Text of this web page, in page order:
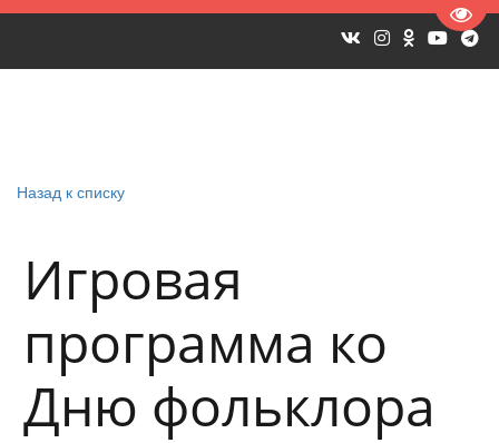
Назад к списку
Игровая
программа ко
Дню фольклора